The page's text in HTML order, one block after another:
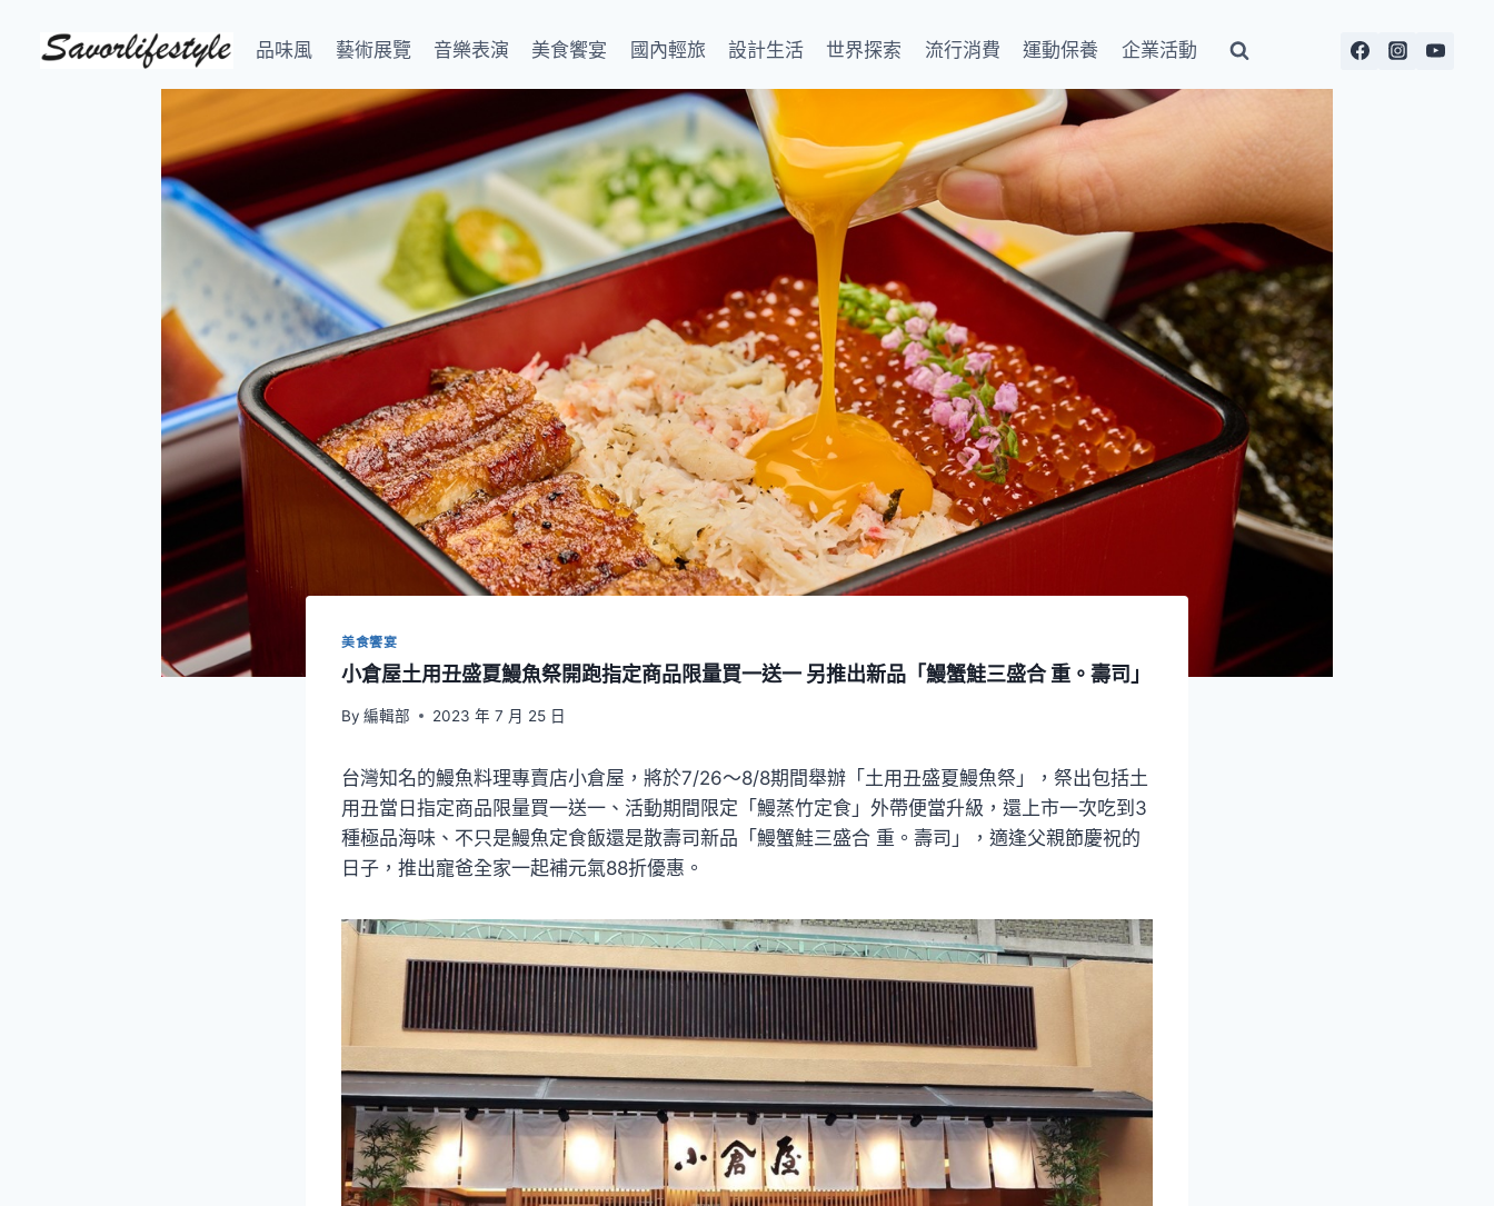
品味風 藝術展覽 音樂表演 美食饗宴 國內輕旅 設計生活 世界探索 流行消費 運動保養 企業活動
美食饗宴
小倉屋土用丑盛夏鰻魚祭開跑指定商品限量買一送一 另推出新品「鰻蟹鮭三盛合 重。壽司」
By 編輯部 2023 年 7 月 25 日
台灣知名的鰻魚料理專賣店小倉屋，將於7/26～8/8期間舉辦「土用丑盛夏鰻魚祭」，祭出包括土
用丑當日指定商品限量買一送一、活動期間限定「鰻蒸竹定食」外帶便當升級，還上市一次吃到3
種極品海味、不只是鰻魚定食飯還是散壽司新品「鰻蟹鮭三盛合 重。壽司」，適逢父親節慶祝的
日子，推出寵爸全家一起補元氣88折優惠。